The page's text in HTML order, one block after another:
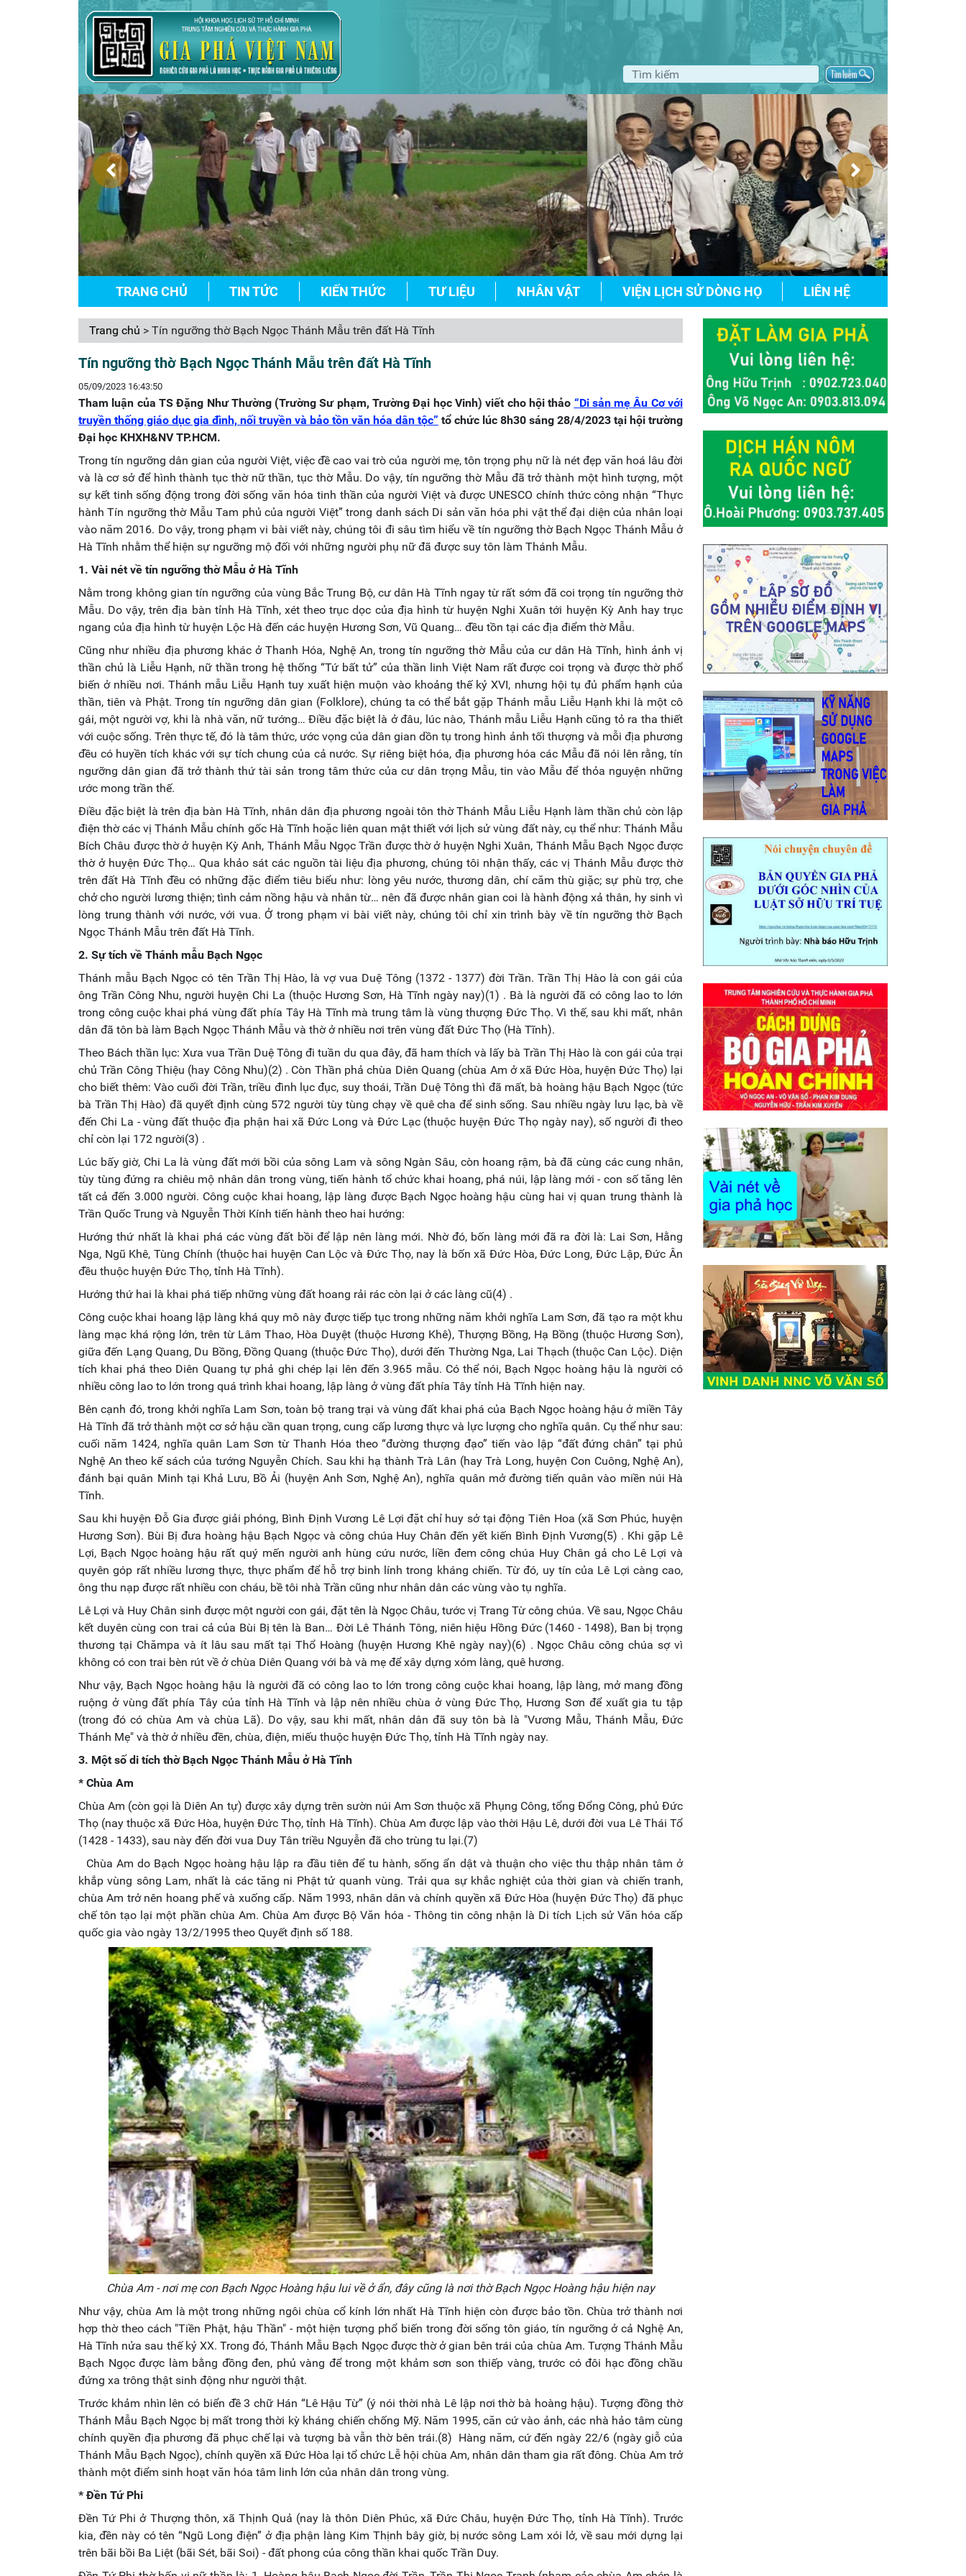
TRANG CHỦ TIN TỨC KIẾN THỨC TƯ LIỆU NHÂN VẬT VIỆN LỊCH SỬ DÒNG HỌ LIÊN HỆ
Trang chủ > Tín ngưỡng thờ Bạch Ngọc Thánh Mẫu trên đất Hà Tĩnh
Tín ngưỡng thờ Bạch Ngọc Thánh Mẫu trên đất Hà Tĩnh
05/09/2023 16:43:50
Tham luận của TS Đặng Như Thường (Trường Sư phạm, Trường Đại học Vinh)viết cho hội thảo “Di sản mẹ Âu Cơ với
truyền thống giáo dục gia đình, nối truyền và bảo tồn văn hóa dân tộc” tổ chức lúc 8h30 sáng 28/4/2023 tại hội trường
Đại học KHXH&NV TP.HCM.
Trong tín ngưỡng dân gian của người Việt, việc đề cao vai trò của người mẹ, tôn trọng phụ nữ là nét đẹp văn hoá lâu đời
và là cơ sở để hình thành tục thờ nữ thần, tục thờ Mẫu. Do vậy, tín ngưỡng thờ Mẫu đã trở thành một hình tượng, một
sự kết tinh sống động trong đời sống văn hóa tinh thần của người Việt và được UNESCO chính thức công nhận “Thực
hành Tín ngưỡng thờ Mẫu Tam phủ của người Việt” trong danh sách Di sản văn hóa phi vật thể đại diện của nhân loại
vào năm 2016. Do vậy, trong phạm vi bài viết này, chúng tôi đi sâu tìm hiểu về tín ngưỡng thờ Bạch Ngọc Thánh Mẫu ở
Hà Tĩnh nhằm thể hiện sự ngưỡng mộ đối với những người phụ nữ đã được suy tôn làm Thánh Mẫu.
1. Vài nét về tín ngưỡng thờ Mẫu ở Hà Tĩnh
Nằm trong không gian tín ngưỡng của vùng Bắc Trung Bộ, cư dân Hà Tĩnh ngay từ rất sớm đã coi trọng tín ngưỡng thờ
Mẫu. Do vậy, trên địa bàn tỉnh Hà Tĩnh, xét theo trục dọc của địa hình từ huyện Nghi Xuân tới huyện Kỳ Anh hay trục
ngang của địa hình từ huyện Lộc Hà đến các huyện Hương Sơn, Vũ Quang… đều tồn tại các địa điểm thờ Mẫu.
Cũng như nhiều địa phương khác ở Thanh Hóa, Nghệ An, trong tín ngưỡng thờ Mẫu của cư dân Hà Tĩnh, hình ảnh vị
thần chủ là Liễu Hạnh, nữ thần trong hệ thống “Tứ bất tử” của thần linh Việt Nam rất được coi trọng và được thờ phổ
biến ở nhiều nơi. Thánh mẫu Liễu Hạnh tuy xuất hiện muộn vào khoảng thế kỷ XVI, nhưng hội tụ đủ phẩm hạnh của
thần, tiên và Phật. Trong tín ngưỡng dân gian (Folklore), chúng ta có thể bắt gặp Thánh mẫu Liễu Hạnh khi là một cô
gái, một người vợ, khi là nhà văn, nữ tướng… Điều đặc biệt là ở đâu, lúc nào, Thánh mẫu Liễu Hạnh cũng tỏ ra tha thiết
với cuộc sống. Trên thực tế, đó là tâm thức, ước vọng của dân gian dồn tụ trong hình ảnh tối thượng và mỗi địa phương
đều có huyền tích khác với sự tích chung của cả nước. Sự riêng biệt hóa, địa phương hóa các Mẫu đã nói lên rằng, tín
ngưỡng dân gian đã trở thành thứ tài sản trong tâm thức của cư dân trọng Mẫu, tin vào Mẫu để thỏa nguyện những
ước mong trần thế.
Điều đặc biệt là trên địa bàn Hà Tĩnh, nhân dân địa phương ngoài tôn thờ Thánh Mẫu Liễu Hạnh làm thần chủ còn lập
điện thờ các vị Thánh Mẫu chính gốc Hà Tĩnh hoặc liên quan mật thiết với lịch sử vùng đất này, cụ thể như: Thánh Mẫu
Bích Châu được thờ ở huyện Kỳ Anh, Thánh Mẫu Ngọc Trần được thờ ở huyện Nghi Xuân, Thánh Mẫu Bạch Ngọc được
thờ ở huyện Đức Thọ… Qua khảo sát các nguồn tài liệu địa phương, chúng tôi nhận thấy, các vị Thánh Mẫu được thờ
trên đất Hà Tĩnh đều có những đặc điểm tiêu biểu như: lòng yêu nước, thương dân, chí căm thù giặc; sự phù trợ, che
chở cho người lương thiện; tình cảm nồng hậu và nhân từ… nên đã được nhân gian coi là hành động xả thân, hy sinh vì
lòng trung thành với nước, với vua. Ở trong phạm vi bài viết này, chúng tôi chỉ xin trình bày về tín ngưỡng thờ Bạch
Ngọc Thánh Mẫu trên đất Hà Tĩnh.
2. Sự tích về Thánh mẫu Bạch Ngọc
Thánh mẫu Bạch Ngọc có tên Trần Thị Hào, là vợ vua Duệ Tông (1372 - 1377) đời Trần. Trần Thị Hào là con gái của
ông Trần Công Nhu, người huyện Chi La (thuộc Hương Sơn, Hà Tĩnh ngày nay)(1) . Bà là người đã có công lao to lớn
trong công cuộc khai phá vùng đất phía Tây Hà Tĩnh mà trung tâm là vùng thượng Đức Thọ. Vì thế, sau khi mất, nhân
dân đã tôn bà làm Bạch Ngọc Thánh Mẫu và thờ ở nhiều nơi trên vùng đất Đức Thọ (Hà Tĩnh).
Theo Bách thần lục: Xưa vua Trần Duệ Tông đi tuần du qua đây, đã ham thích và lấy bà Trần Thị Hào là con gái của trại
chủ Trần Công Thiệu (hay Công Nhu)(2) . Còn Thần phả chùa Diên Quang (chùa Am ở xã Đức Hòa, huyện Đức Thọ) lại
cho biết thêm: Vào cuối đời Trần, triều đình lục đục, suy thoái, Trần Duệ Tông thì đã mất, bà hoàng hậu Bạch Ngọc (tức
bà Trần Thị Hào) đã quyết định cùng 572 người tùy tùng chạy về quê cha để sinh sống. Sau nhiều ngày lưu lạc, bà về
đến Chi La - vùng đất thuộc địa phận hai xã Đức Long và Đức Lạc (thuộc huyện Đức Thọ ngày nay), số người đi theo
chỉ còn lại 172 người(3) .
Lúc bấy giờ, Chi La là vùng đất mới bồi của sông Lam và sông Ngàn Sâu, còn hoang rậm, bà đã cùng các cung nhân,
tùy tùng đứng ra chiêu mộ nhân dân trong vùng, tiến hành tổ chức khai hoang, phá núi, lập làng mới - con số tăng lên
tất cả đến 3.000 người. Công cuộc khai hoang, lập làng được Bạch Ngọc hoàng hậu cùng hai vị quan trung thành là
Trần Quốc Trung và Nguyễn Thời Kính tiến hành theo hai hướng:
Hướng thứ nhất là khai phá các vùng đất bồi để lập nên làng mới. Nhờ đó, bốn làng mới đã ra đời là: Lai Sơn, Hằng
Nga, Ngũ Khê, Tùng Chính (thuộc hai huyện Can Lộc và Đức Thọ, nay là bốn xã Đức Hòa, Đức Long, Đức Lập, Đức Ân
đều thuộc huyện Đức Thọ, tỉnh Hà Tĩnh).
Hướng thứ hai là khai phá tiếp những vùng đất hoang rải rác còn lại ở các làng cũ(4) .
Công cuộc khai hoang lập làng khá quy mô này được tiếp tục trong những năm khởi nghĩa Lam Sơn, đã tạo ra một khu
làng mạc khá rộng lớn, trên từ Lâm Thao, Hòa Duyệt (thuộc Hương Khê), Thượng Bồng, Hạ Bồng (thuộc Hương Sơn),
giữa đến Lạng Quang, Du Bồng, Đồng Quang (thuộc Đức Thọ), dưới đến Thường Nga, Lai Thạch (thuộc Can Lộc). Diện
tích khai phá theo Diên Quang tự phả ghi chép lại lên đến 3.965 mẫu. Có thể nói, Bạch Ngọc hoàng hậu là người có
nhiều công lao to lớn trong quá trình khai hoang, lập làng ở vùng đất phía Tây tỉnh Hà Tĩnh hiện nay.
Bên cạnh đó, trong khởi nghĩa Lam Sơn, toàn bộ trang trại và vùng đất khai phá của Bạch Ngọc hoàng hậu ở miền Tây
Hà Tĩnh đã trở thành một cơ sở hậu cần quan trọng, cung cấp lương thực và lực lượng cho nghĩa quân. Cụ thể như sau:
cuối năm 1424, nghĩa quân Lam Sơn từ Thanh Hóa theo “đường thượng đạo” tiến vào lập “đất đứng chân” tại phủ
Nghệ An theo kế sách của tướng Nguyễn Chích. Sau khi hạ thành Trà Lân (hay Trà Long, huyện Con Cuông, Nghệ An),
đánh bại quân Minh tại Khả Lưu, Bồ Ải (huyện Anh Sơn, Nghệ An), nghĩa quân mở đường tiến quân vào miền núi Hà
Tĩnh.
Sau khi huyện Đỗ Gia được giải phóng, Bình Định Vương Lê Lợi đặt chỉ huy sở tại động Tiên Hoa (xã Sơn Phúc, huyện
Hương Sơn). Bùi Bị đưa hoàng hậu Bạch Ngọc và công chúa Huy Chân đến yết kiến Bình Định Vương(5) . Khi gặp Lê
Lợi, Bạch Ngọc hoàng hậu rất quý mến người anh hùng cứu nước, liền đem công chúa Huy Chân gả cho Lê Lợi và
quyên góp rất nhiều lương thực, thực phẩm để hỗ trợ binh lính trong kháng chiến. Từ đó, uy tín của Lê Lợi càng cao,
ông thu nạp được rất nhiều con cháu, bề tôi nhà Trần cũng như nhân dân các vùng vào tụ nghĩa.
Lê Lợi và Huy Chân sinh được một người con gái, đặt tên là Ngọc Châu, tước vị Trang Từ công chúa. Về sau, Ngọc Châu
kết duyên cùng con trai cả của Bùi Bị tên là Ban… Đời Lê Thánh Tông, niên hiệu Hồng Đức (1460 - 1498), Ban bị trọng
thương tại Chămpa và ít lâu sau mất tại Thổ Hoàng (huyện Hương Khê ngày nay)(6) . Ngọc Châu công chúa sợ vì
không có con trai bèn rút về ở chùa Diên Quang với bà và mẹ để xây dựng xóm làng, quê hương.
Như vậy, Bạch Ngọc hoàng hậu là người đã có công lao to lớn trong công cuộc khai hoang, lập làng, mở mang đồng
ruộng ở vùng đất phía Tây của tỉnh Hà Tĩnh và lập nên nhiều chùa ở vùng Đức Thọ, Hương Sơn để xuất gia tu tập
(trong đó có chùa Am và chùa Lã). Do vậy, sau khi mất, nhân dân đã suy tôn bà là "Vương Mẫu, Thánh Mẫu, Đức
Thánh Mẹ" và thờ ở nhiều đền, chùa, điện, miếu thuộc huyện Đức Thọ, tỉnh Hà Tĩnh ngày nay.
3. Một số di tích thờ Bạch Ngọc Thánh Mẫu ở Hà Tĩnh
* Chùa Am
Chùa Am (còn gọi là Diên An tự) được xây dựng trên sườn núi Am Sơn thuộc xã Phụng Công, tổng Đổng Công, phủ Đức
Thọ (nay thuộc xã Đức Hòa, huyện Đức Thọ, tỉnh Hà Tĩnh). Chùa Am được lập vào thời Hậu Lê, dưới đời vua Lê Thái Tổ
(1428 - 1433), sau này đến đời vua Duy Tân triều Nguyễn đã cho trùng tu lại.(7)
Chùa Am do Bạch Ngọc hoàng hậu lập ra đầu tiên để tu hành, sống ẩn dật và thuận cho việc thu thập nhân tâm ở
khắp vùng sông Lam, nhất là các tăng ni Phật tử quanh vùng. Trải qua sự khắc nghiệt của thời gian và chiến tranh,
chùa Am trở nên hoang phế và xuống cấp. Năm 1993, nhân dân và chính quyền xã Đức Hòa (huyện Đức Thọ) đã phục
chế tôn tạo lại một phần chùa Am. Chùa Am được Bộ Văn hóa - Thông tin công nhận là Di tích Lịch sử Văn hóa cấp
quốc gia vào ngày 13/2/1995 theo Quyết định số 188.
Chùa Am - nơi mẹ con Bạch Ngọc Hoàng hậu lui về ở ẩn, đây cũng là nơi thờBạch Ngọc Hoàng hậuhiện nay
Như vậy, chùa Am là một trong những ngôi chùa cổ kính lớn nhất Hà Tĩnh hiện còn được bảo tồn. Chùa trở thành nơi
hợp thờ theo cách "Tiền Phật, hậu Thần" - một hiện tượng phổ biến trong đời sống tôn giáo, tín ngưỡng ở cả Nghệ An,
Hà Tĩnh nửa sau thế kỷ XX. Trong đó, Thánh Mẫu Bạch Ngọc được thờ ở gian bên trái của chùa Am. Tượng Thánh Mẫu
Bạch Ngọc được làm bằng đồng đen, phủ vàng để trong một khảm sơn son thiếp vàng, trước có đôi hạc đồng chầu
đứng xa trông thật sinh động như người thật.
Trước khảm nhìn lên có biển đề 3 chữ Hán “Lê Hậu Từ” (ý nói thời nhà Lê lập nơi thờ bà hoàng hậu). Tượng đồng thờ
Thánh Mẫu Bạch Ngọc bị mất trong thời kỳ kháng chiến chống Mỹ. Năm 1995, căn cứ vào ảnh, các nhà hảo tâm cùng
chính quyền địa phương đã phục chế lại và tượng bà vẫn thờ bên trái.(8) Hàng năm, cứ đến ngày 22/6 (ngày giỗ của
Thánh Mẫu Bạch Ngọc), chính quyền xã Đức Hòa lại tổ chức Lễ hội chùa Am, nhân dân tham gia rất đông. Chùa Am trở
thành một điểm sinh hoạt văn hóa tâm linh lớn của nhân dân trong vùng.
* Đền Tứ Phi
Đền Tứ Phi ở Thượng thôn, xã Thịnh Quả (nay là thôn Diên Phúc, xã Đức Châu, huyện Đức Thọ, tỉnh Hà Tĩnh). Trước
kia, đền này có tên “Ngũ Long điện” ở địa phận làng Kim Thịnh bây giờ, bị nước sông Lam xói lở, về sau mới dựng lại
trên bãi bồi Ba Liệt (bãi Sét, bãi Soi) - đất phong của công thần khai quốc Trần Duy.